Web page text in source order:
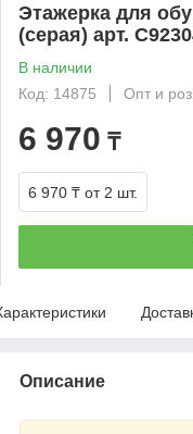
Этажерка для
(серая) арт.
В наличии
Код: 14875
Опт и
6 970 ₸
6 970 ₸ от 2 шт.
Описание